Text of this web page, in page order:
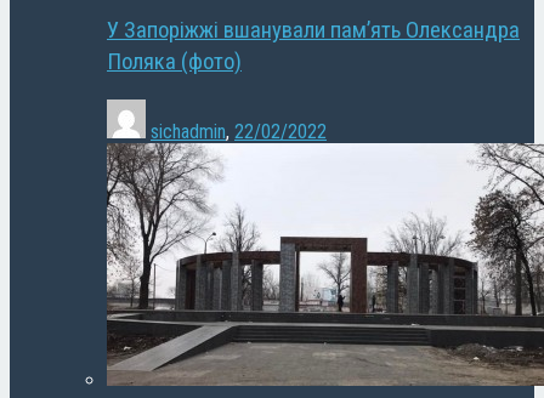
У Запоріжжі вшанували пам’ять Олександра
Поляка (фото)
sichadmin, 22/02/2022